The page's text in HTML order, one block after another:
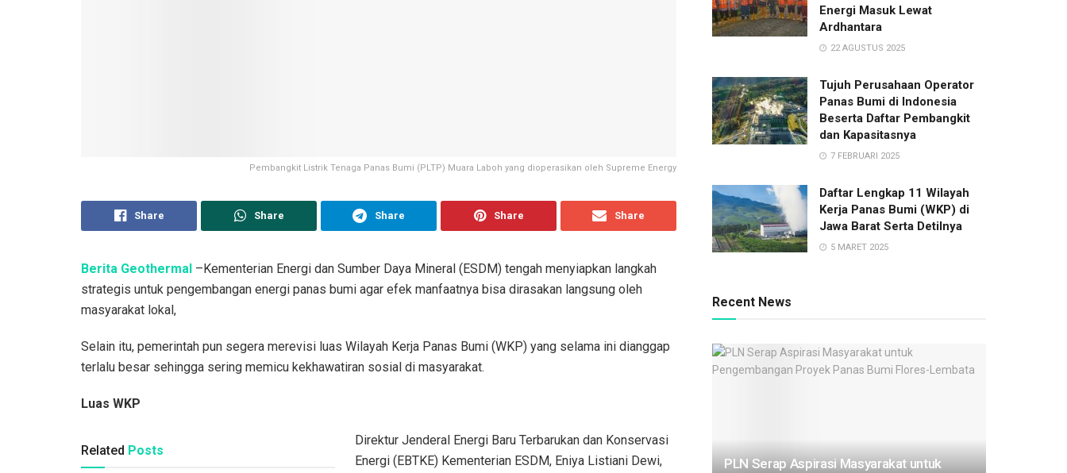
Pembangkit Listrik Tenaga Panas Bumi (PLTP) Muara Laboh yang dioperasikan oleh Supreme Energy
Share Share Share Share Share
Berita Geothermal –Kementerian Energi dan Sumber Daya Mineral (ESDM) tengah menyiapkan langkah
strategis untuk pengembangan energi panas bumi agar efek manfaatnya bisa dirasakan langsung oleh
masyarakat lokal,
Selain itu, pemerintah pun segera merevisi luas Wilayah Kerja Panas Bumi (WKP) yang selama ini dianggap
terlalu besar sehingga sering memicu kekhawatiran sosial di masyarakat.
Luas WKP
Related Posts
Direktur Jenderal Energi Baru Terbarukan dan Konservasi
Energi (EBTKE) Kementerian ESDM, Eniya Listiani Dewi,
Energi Masuk Lewat
Ardhantara
22 AGUSTUS 2025
Tujuh Perusahaan Operator
Panas Bumi di Indonesia
Beserta Daftar Pembangkit
dan Kapasitasnya
7 FEBRUARI 2025
Daftar Lengkap 11 Wilayah
Kerja Panas Bumi (WKP) di
Jawa Barat Serta Detilnya
5 MARET 2025
Recent News
PLN Serap Aspirasi Masyarakat untuk